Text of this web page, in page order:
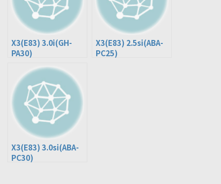
X3(E83) 3.0i(GH-
PA30)
X3(E83) 2.5si(ABA-
PC25)
X3(E83) 3.0si(ABA-
PC30)